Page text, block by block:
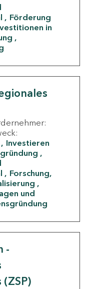
Förderung
in
Investieren
Forschung,
und
-